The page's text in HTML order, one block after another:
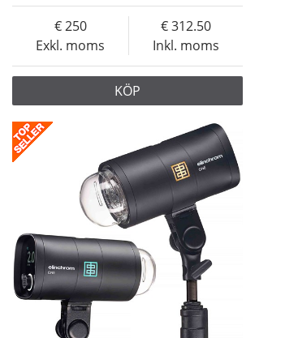
Exkl. moms
250
Inkl. moms
312.50
KÖP